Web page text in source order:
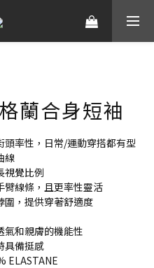
蘭合身短袖
率性，日常/運動穿搭都有型
線
視覺比例
線條，且更率性靈活
，提供穿著舒適度
和親膚的機能性
具備挺感
ELASTANE